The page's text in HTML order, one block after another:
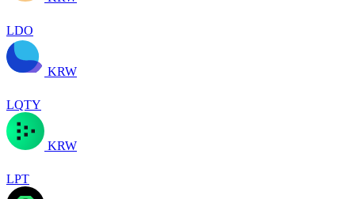
LDO
KRW
LQTY
KRW
LPT